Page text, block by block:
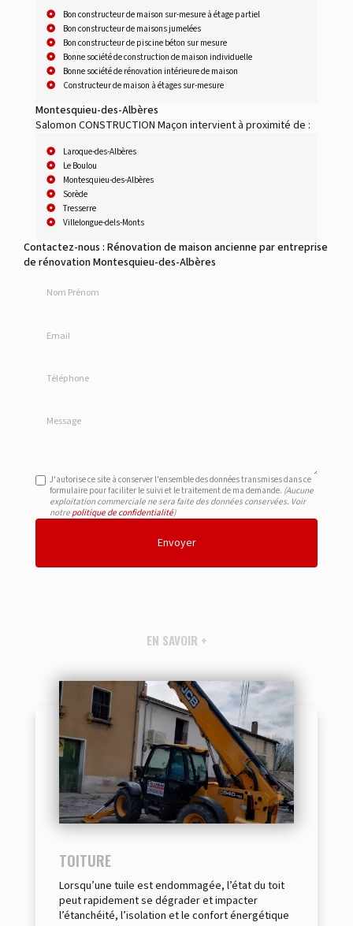
Bon constructeur de maison sur-mesure à étage partiel
Bon constructeur de maisons jumelées
Bon constructeur de piscine béton sur mesure
Bonne société de construction de maison individuelle
Bonne société de rénovation intérieure de maison
Constructeur de maison à étages sur-mesure
Montesquieu-des-Albères
Salomon CONSTRUCTION Maçon intervient à proximité de :
Laroque-des-Albères
Le Boulou
Montesquieu-des-Albères
Sorède
Tresserre
Villelongue-dels-Monts
Contactez-nous : Rénovation de maison ancienne par entreprise
de rénovation Montesquieu-des-Albères
J'autorise ce site à conserver l'ensemble des données transmises dans ce
formulaire pour faciliter le suivi et le traitement de ma demande. (Aucune
exploitation commerciale ne sera faite des données conservées. Voir
notre politique de confidentialité)
EN SAVOIR +
TOITURE
Lorsqu’une tuile est endommagée, l’état du toit
peut rapidement se dégrader et impacter
l’étanchéité, l’isolation et le confort énergétique